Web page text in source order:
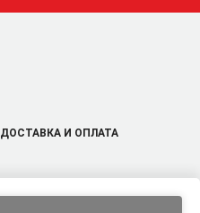
ДОСТАВКА И ОПЛАТА